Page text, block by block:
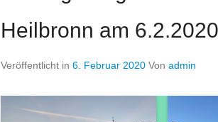
Heilbronn am 6.2.2020
Veröffentlicht in 6. Februar 2020 Von admin